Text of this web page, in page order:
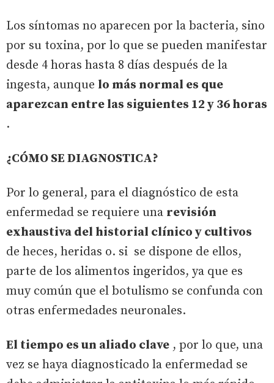
Los síntomas no aparecen por la bacteria, sino
por su toxina, por lo que se pueden manifestar
desde 4 horas hasta 8 días después de la
ingesta, aunque lo más normal es que
aparezcan entre las siguientes 12 y 36 horas
.
¿CÓMO SE DIAGNOSTICA?
Por lo general, para el diagnóstico de esta
enfermedad se requiere una revisión
exhaustiva del historial clínico y cultivos
de heces, heridas o. si se dispone de ellos,
parte de los alimentos ingeridos, ya que es
muy común que el botulismo se confunda con
otras enfermedades neuronales.
El tiempo es un aliado clave , por lo que, una
vez se haya diagnosticado la enfermedad se